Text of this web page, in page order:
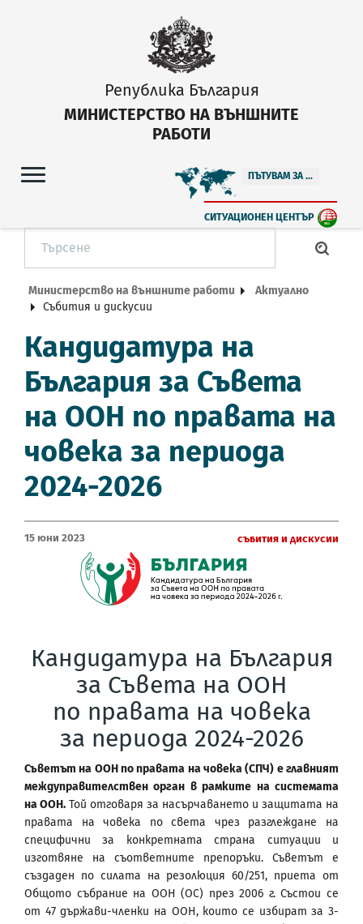
Република България
МИНИСТЕРСТВО НА ВЪНШНИТЕ
РАБОТИ
ПЪТУВАМ ЗА ...
СИТУАЦИОНЕН ЦЕНТЪР
Министерство на външните работи
Актуално
Събития и дискусии
Кандидатура на
България за Съвета
на ООН по правата на
човека за периода
2024-2026
15 Юни 2023 Събития и дискусии
Кандидатура на България
за Съвета на ООН
по правата на човека
за периода 2024-2026
Съветът на ООН по правата на човека (СПЧ) е главният
междуправителствен орган в рамките на системата
на ООН. Той отговаря за насърчаването и защитата на
правата на човека по света чрез разглеждане на
специфични за конкретната страна ситуации и
изготвяне на съответните препоръки. Съветът е
създаден по силата на резолюция 60/251, приета от
Общото събрание на ООН (ОС) през 2006 г. Състои се
от 47 държави-членки на ООН, които се избират за 3-